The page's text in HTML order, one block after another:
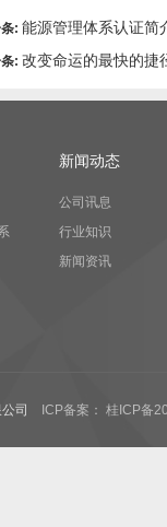
: 能源管理体系认证简
: 改变命运的最快的捷
新闻动态
公司讯息
行业知识
新闻资讯
公司 ICP备案： 桂ICP备